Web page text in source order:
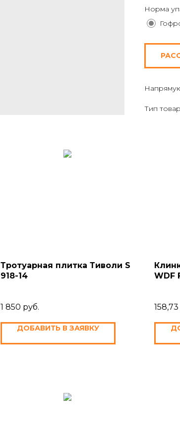
Норма
Тип
Тротуарная плитка Тиволи S
918-14
1 850 руб.
ДОБАВИТЬ В ЗАЯВКУ
WDF
158,73